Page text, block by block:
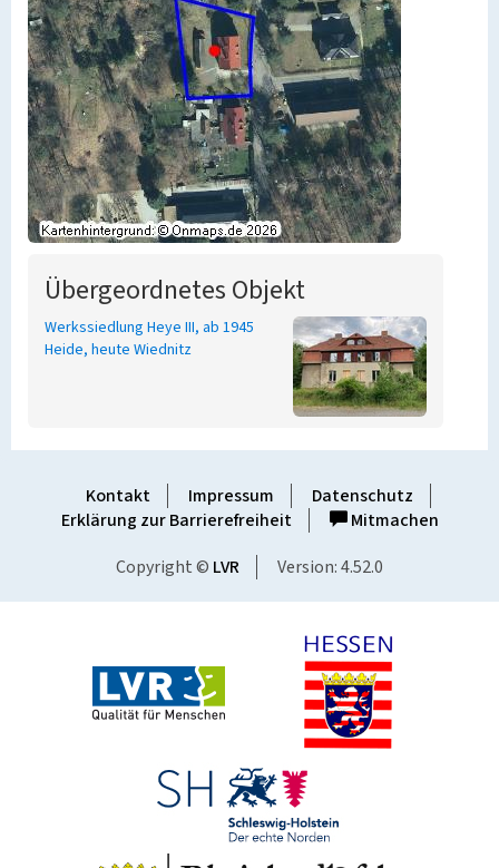
Übergeordnetes Objekt
Werkssiedlung Heye III, ab 1945
Heide, heute Wiednitz
Kontakt Impressum
Datenschutz
Erklärung zur Barrierefreiheit
Mitmachen
Copyright © LVR Version: 4.52.0